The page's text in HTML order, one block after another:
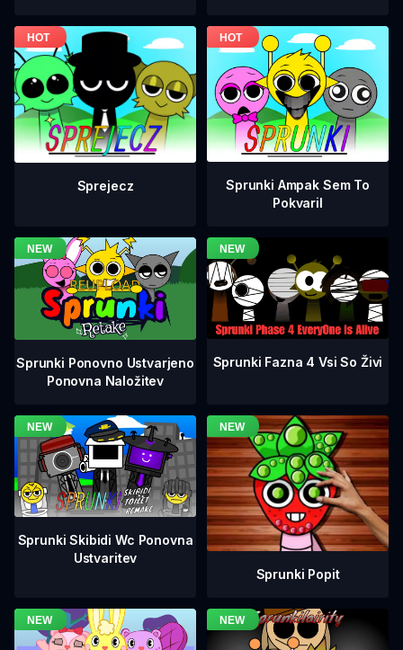
Sprejecz
Sprunki Ampak Sem To
Pokvaril
Sprunki Ponovno Ustvarjeno
Ponovna Naložitev
Sprunki Fazna 4 Vsi So Živi
Sprunki Skibidi Wc Ponovna
Ustvaritev
Sprunki Popit